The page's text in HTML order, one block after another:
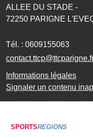
ALLEE DU STADE -
72250 PARIGNE
Tél. : 0609155063
Informations légales
Signaler un contenu
SPORTSREGIONS